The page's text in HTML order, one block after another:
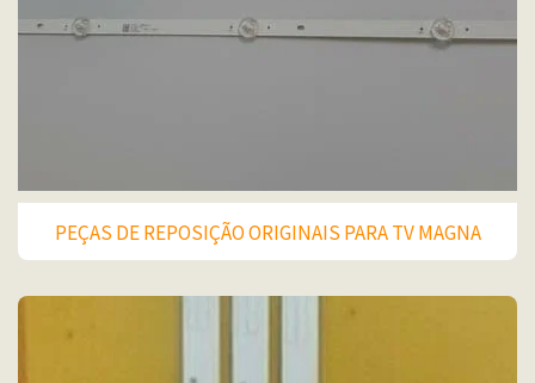
PEÇAS DE REPOSIÇÃO ORIGINAIS PARA TV MAGNA